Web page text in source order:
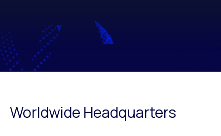
Worldwide Headquarters